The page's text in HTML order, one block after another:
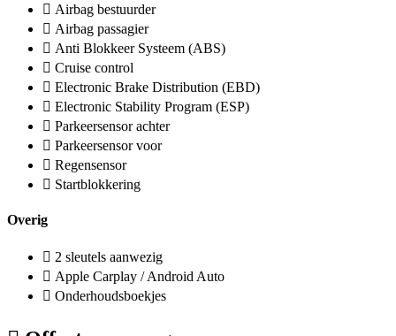
Airbag bestuurder
Airbag passagier
Anti Blokkeer Systeem (ABS)
Cruise control
Electronic Brake Distribution (EBD)
Electronic Stability Program (ESP)
Parkeersensor achter
Parkeersensor voor
Regensensor
Startblokkering
Overig
2 sleutels aanwezig
Apple Carplay / Android Auto
Onderhoudsboekjes